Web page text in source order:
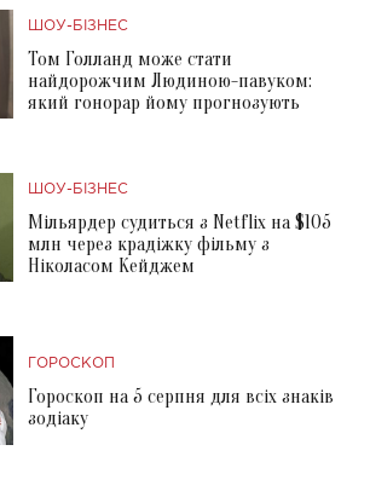
ШОУ-БІЗНЕС
Том Голланд може стати
найдорожчим Людиною-павуком:
який гонорар йому прогнозують
ШОУ-БІЗНЕС
Мільярдер судиться з Netflix на $105
млн через крадіжку фільму з
Ніколасом Кейджем
ГОРОСКОП
Гороскоп на 5 серпня для всіх знаків
зодіаку